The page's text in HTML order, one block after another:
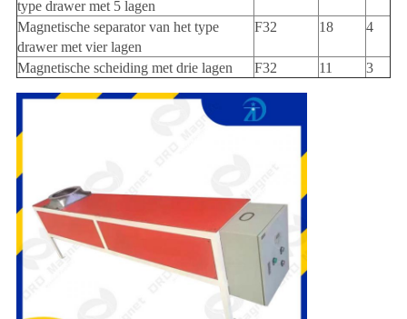
type drawer met 5 lagen
Magnetische separator van het type
drawer met vier lagen
F32 18 4
Magnetische scheiding met drie lagen F32 11 3